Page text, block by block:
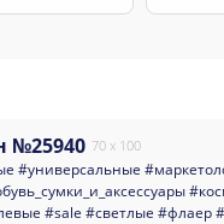
№25940 70 x 100
#универсальные
#sale #светлые #флаер